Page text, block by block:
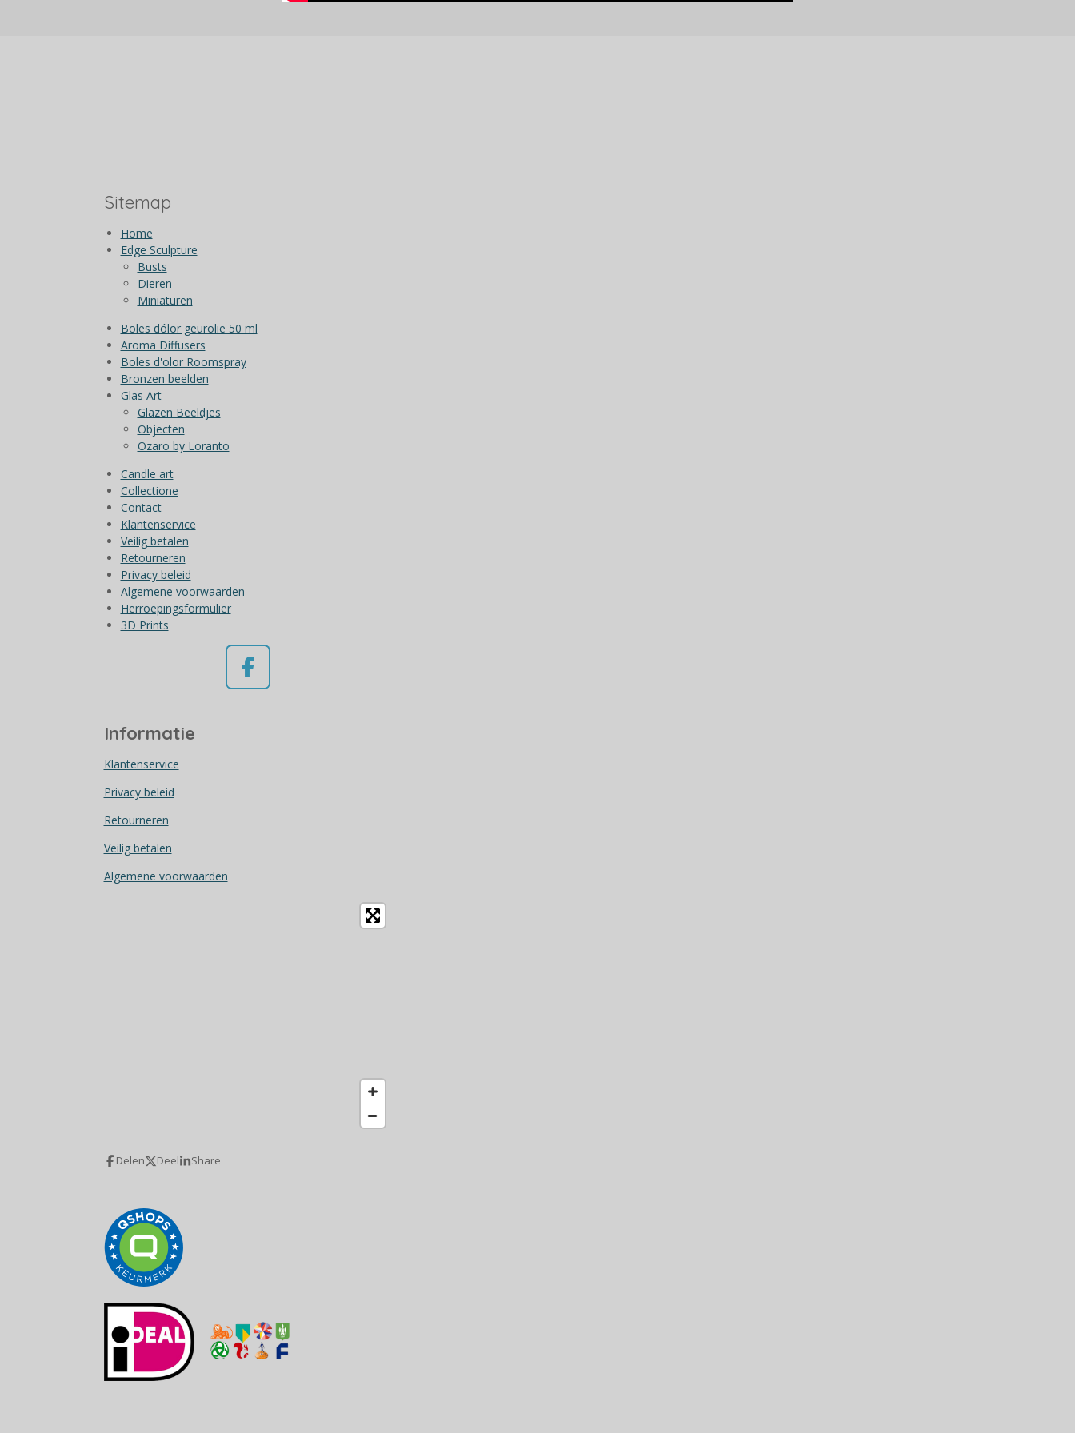
Sitemap
Home
Edge Sculpture
Busts
Dieren
Miniaturen
Boles dólor geurolie 50 ml
Aroma Diffusers
Boles d'olor Roomspray
Bronzen beelden
Glas Art
Glazen Beeldjes
Objecten
Ozaro by Loranto
Candle art
Collectione
Contact
Klantenservice
Veilig betalen
Retourneren
Privacy beleid
Algemene voorwaarden
Herroepingsformulier
3D Prints
F
Informatie
Klantenservice
Privacy beleid
Retourneren
Veilig betalen
Algemene voorwaarden
Delen Deel Share